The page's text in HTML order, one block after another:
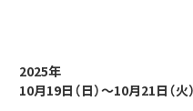
2025年
10月19日（日）～10月21日（火）